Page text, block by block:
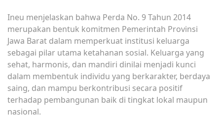
Ineu menjelaskan bahwa Perda No. 9 Tahun 2014
merupakan bentuk komitmen Pemerintah Provinsi
Jawa Barat dalam memperkuat institusi keluarga
sebagai pilar utama ketahanan sosial. Keluarga yang
sehat, harmonis, dan mandiri dinilai menjadi kunci
dalam membentuk individu yang berkarakter, berdaya
saing, dan mampu berkontribusi secara positif
terhadap pembangunan baik di tingkat lokal maupun
nasional.